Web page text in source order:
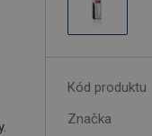
Kód produktu
Značka